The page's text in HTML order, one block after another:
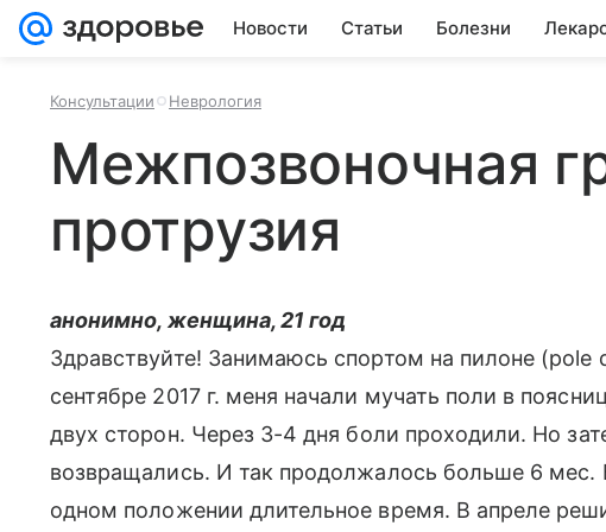
Новости Статьи Болезни
Консультации Неврология
Межпозвоночная
протрузия
анонимно, женщина, 21 год
Здравствуйте! Занимаюсь спортом на пилоне (pole
сентябре 2017 г. меня начали мучать поли в
двух сторон. Через 3-4 дня боли проходили. Но
возвращались. И так продолжалось больше 6 мес.
одном положении длительное время. В апреле